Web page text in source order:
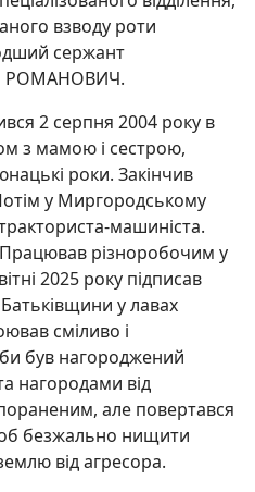
взводу роти
сержант
РОМАНОВИЧ.
2 серпня 2004 року в
з мамою і сестрою,
роки. Закінчив
у Миргородському
машиніста.
різноробочим у
2025 року підписав
Батьківщини у лавах
сміливо і
був нагороджений
нагородами від
але повертався
безжально нищити
від агресора.